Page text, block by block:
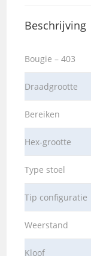
Beschrijving
Bougie – 403
Draadgrootte
Bereiken
Hex-grootte
Type stoel
Tip configuratie
Weerstand
Kloof